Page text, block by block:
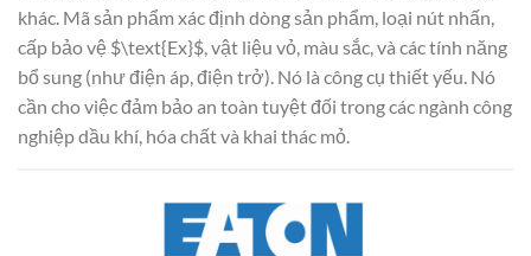
khác. Mã sản phẩm xác định dòng sản phẩm, loại nút nhấn,
cấp bảo vệ $\text{Ex}$, vật liệu vỏ, màu sắc, và các tính năng
bổ sung (như điện áp, điện trở). Nó là công cụ thiết yếu. Nó
cần cho việc đảm bảo an toàn tuyệt đối trong các ngành công
nghiệp dầu khí, hóa chất và khai thác mỏ.